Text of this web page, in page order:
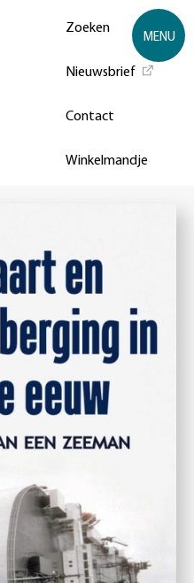
Zoeken
Nieuwsbrief
Contact
Winkelmandje
MENU